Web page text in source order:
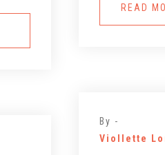
READ
By -
Viollette